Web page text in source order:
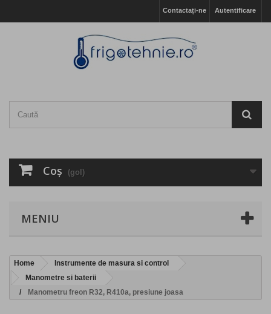
Autentificare
Contactați-ne
Coş (gol)
MENIU
Home
Instrumente de masura si control
Manometre si baterii
Manometru freon R32, R410a, presiune joasa